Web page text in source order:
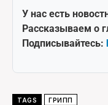
У нас есть
Рассказываем о
Подписывайтесь:
TAGS ГРИПП